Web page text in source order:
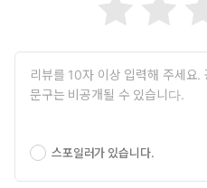
스포일러가 있습니다.